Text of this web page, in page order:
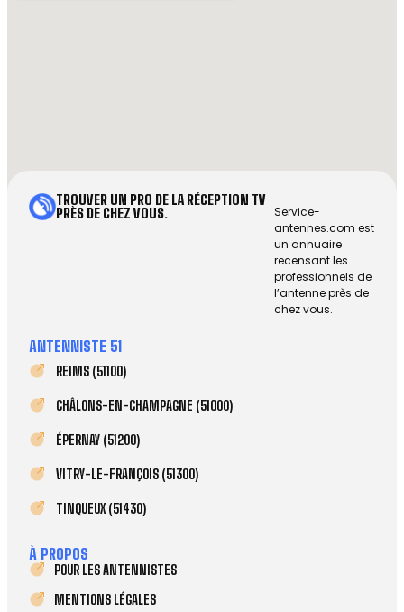
TROUVER UN PRO DE LA RÉCEPTION TV
PRÈS DE CHEZ VOUS.
Service-
antennes.com est
un annuaire
recensant les
professionnels de
l’antenne près de
chez vous.
ANTENNISTE 51
REIMS (51100)
CHÂLONS-EN-CHAMPAGNE (51000)
ÉPERNAY (51200)
VITRY-LE-FRANÇOIS (51300)
TINQUEUX (51430)
À PROPOS
POUR LES ANTENNISTES
MENTIONS LÉGALES